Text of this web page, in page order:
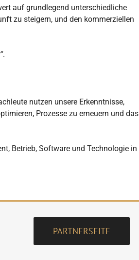
auf grundlegend unterschiedliche
zu steigern, und den kommerziellen
.
nutzen unsere Erkenntnisse,
Prozesse zu erneuern und das
Betrieb, Software und Technologie in
PARTNERSEITE